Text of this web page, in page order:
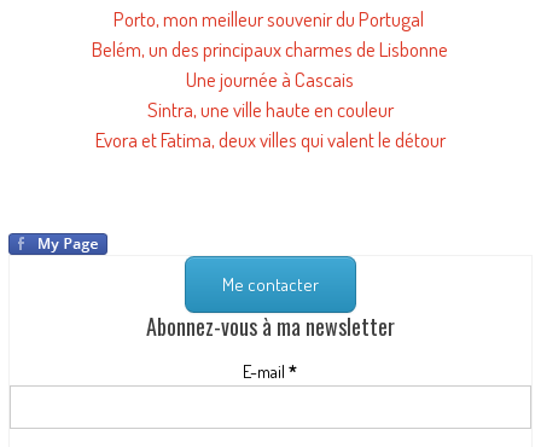
Porto, mon meilleur souvenir du Portugal
Belém, un des principaux charmes de Lisbonne
Une journée à Cascais
Sintra, une ville haute en couleur
Evora et Fatima, deux villes qui valent le détour
Me contacter
Abonnez-vous à ma newsletter
E-mail*